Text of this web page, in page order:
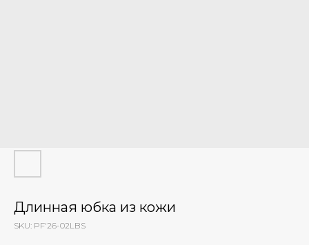
Длинная юбка из кожи
SKU: PF'26-02LBS